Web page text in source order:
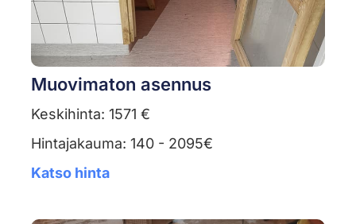
Muovimaton asennus
Keskihinta: 1571 €
Hintajakauma: 140 - 2095€
Katso hinta